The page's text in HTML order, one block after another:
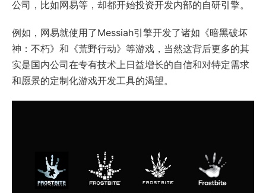
公司，比如网易等，却都开始投资开发内部的自研引擎。
例如，网易就使用了Messiah引擎开发了诸如《暗黑破坏
神：不朽》和《荒野行动》等游戏，当然这背后更多的其
实是国内公司在专有技术上日益增长的自信和对特定需求
和愿景的定制化游戏开发工具的渴望。